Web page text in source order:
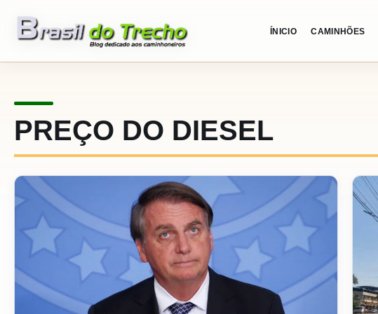
ÍNICIO CAMINHÕES
PREÇO DO DIESEL